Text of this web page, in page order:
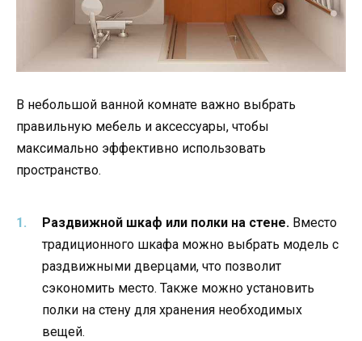
В небольшой ванной комнате важно выбрать
правильную мебель и аксессуары, чтобы
максимально эффективно использовать
пространство.
Раздвижной шкаф или полки на стене. Вместо
традиционного шкафа можно выбрать модель с
раздвижными дверцами, что позволит
сэкономить место. Также можно установить
полки на стену для хранения необходимых
вещей.